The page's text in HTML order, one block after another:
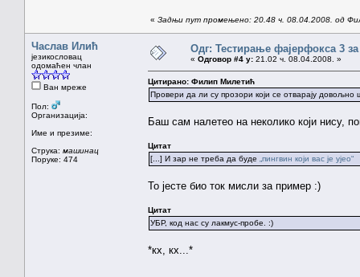
« Задњи пут промењено: 20.48 ч. 08.04.2008. од
Часлав Илић
језикословац
одомаћен члан
Ван мреже
Пол:
Организација:
Име и презиме:
Струка: машинац
Поруке: 474
Одг: Тестирање фајерфокса 3
« Одговор #4 у: 21.02 ч. 08.04.2008. »
Цитирано: Филип Милетић
Провери да ли су прозори који се отварају довољно
Баш сам налетео на неколико који нису,
Цитат
[...] И зар не треба да буде
„пингвин који вас је ујео“
То јесте био ток мисли за пример :)
Цитат
УБР, код нас су лакмус-пробе. :)
*кх, кх...*